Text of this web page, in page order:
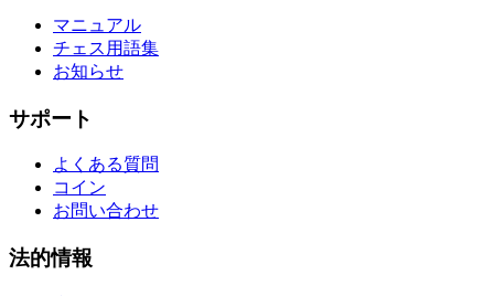
マニュアル
チェス用語集
お知らせ
サポート
よくある質問
コイン
お問い合わせ
法的情報